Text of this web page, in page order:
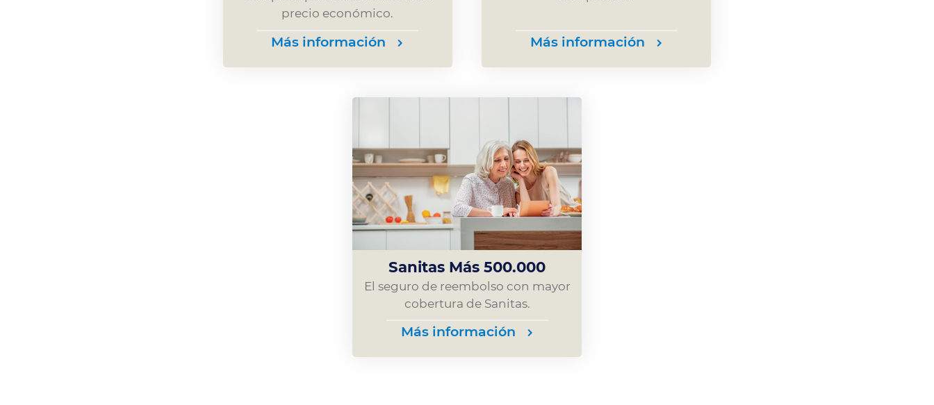
precio económico.
Más información Más información
Sanitas Más 500.000
El seguro de reembolso con mayor
cobertura de Sanitas.
Más información